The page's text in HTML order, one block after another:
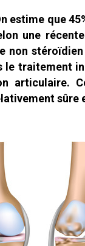
estime que
une
non
le traitement
articulaire.
sûre